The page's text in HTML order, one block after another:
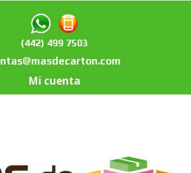
(442) 499 7503
Mi cuenta